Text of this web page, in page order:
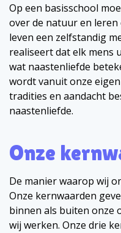
Op een basisschool
over de natuur en leren
leven een zelfstandig
realiseert dat elk mens
wat naastenliefde
wordt vanuit onze
tradities en aandacht
naastenliefde.
Onze
De manier waarop wij
Onze kernwaarden
binnen als buiten onze
wij werken. Onze drie